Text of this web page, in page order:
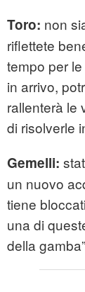
Toro: non
riflettete
tempo per
in arrivo,
rallenterà le
di risolverle
Gemelli:
un nuovo
tiene
una di
della